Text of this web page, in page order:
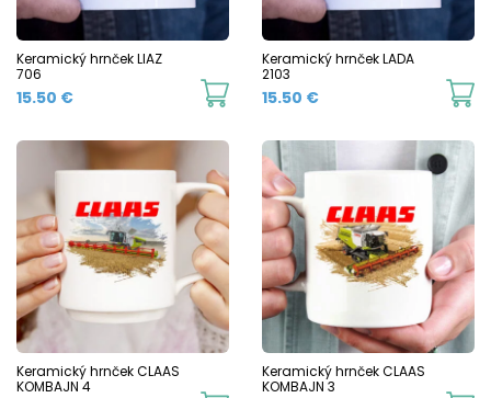
chosen
on
product
page
Keramický hrnček LIAZ
706
15.50 €
This
multiple
variants.
The
options
may
be
chosen
Keramický hrnček LADA
2103
15.50 €
Keramický hrnček CLAAS
KOMBAJN 4
Keramický hrnček CLAAS
KOMBAJN 3